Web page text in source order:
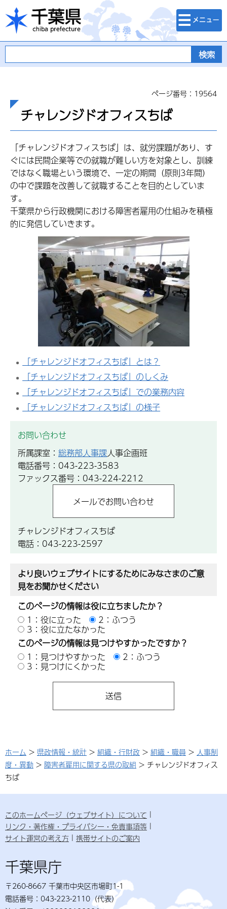
千葉県
検索・メニュ
ー
ページ番号：19564
チャレンジドオフィスちば
「チャレンジドオフィスちば」は、就労課題があり、す
ぐには民間企業等での就職が難しい方を対象とし、訓練
ではなく職場という環境で、一定の期間（原則3年間）
の中で課題を改善して就職することを目的としていま
す。
千葉県から行政機関における障害者雇用の仕組みを積極
的に発信していきます。
「チャレンジドオフィスちば」とは？
「チャレンジドオフィスちば」のしくみ
「チャレンジドオフィスちば」での業務内容
「チャレンジドオフィスちば」の様子
お問い合わせ
所属課室： 総務部人事課人事企画班
電話番号：043-223-3583
ファックス番号：043-224-2212
チャレンジドオフィスちば
電話：043-223-2597
より良いウェブサイトにするためにみなさまのご意
見をお聞かせください
このページの情報は役に立ちましたか？
1：役に立った
2：ふつう
3：役に立たなかった
このページの情報は見つけやすかったですか？
1：見つけやすかった
2：ふつう
3：見つけにくかった
ホーム > 県政情報・統計 > 組織・行財政 > 組織・職員 > 人事制
度・異動 > 障害者雇用に関する県の取組 > チャレンジドオフィス
ちば
このホームページ（ウェブサイト）について
リンク・著作権・プライバシー・免責事項等
サイト運営の考え方
携帯サイトのご案内
千葉県庁
〒260-8667 千葉市中央区市場町1-1
電話番号：043-223-2110（代表）